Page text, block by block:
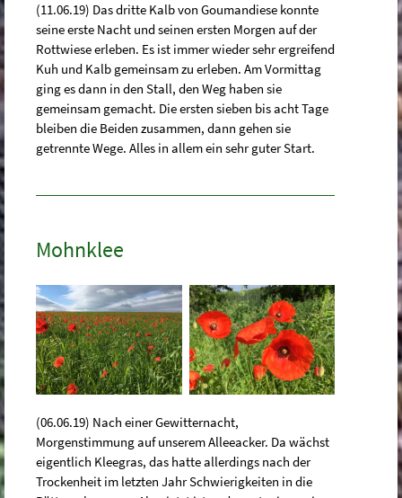
(11.06.19) Das dritte Kalb von Goumandiese konnte
seine erste Nacht und seinen ersten Morgen auf der
Rottwiese erleben. Es ist immer wieder sehr ergreifend
Kuh und Kalb gemeinsam zu erleben. Am Vormittag
ging es dann in den Stall, den Weg haben sie
gemeinsam gemacht. Die ersten sieben bis acht Tage
bleiben die Beiden zusammen, dann gehen sie
getrennte Wege. Alles in allem ein sehr guter Start.
Mohnklee
(06.06.19) Nach einer Gewitternacht,
Morgenstimmung auf unserem Alleeacker. Da wächst
eigentlich Kleegras, das hatte allerdings nach der
Trockenheit im letzten Jahr Schwierigkeiten in die